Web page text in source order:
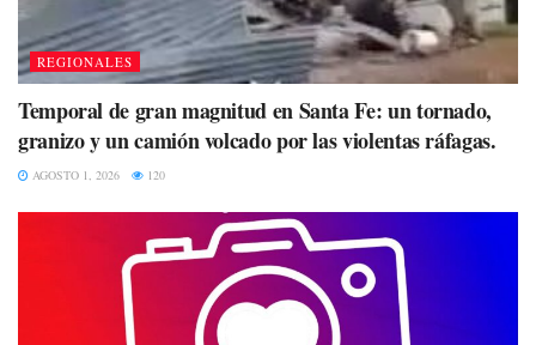
REGIONALES
Temporal de gran magnitud en Santa Fe: un tornado,
granizo y un camión volcado por las violentas ráfagas.
AGOSTO 1, 2026 120